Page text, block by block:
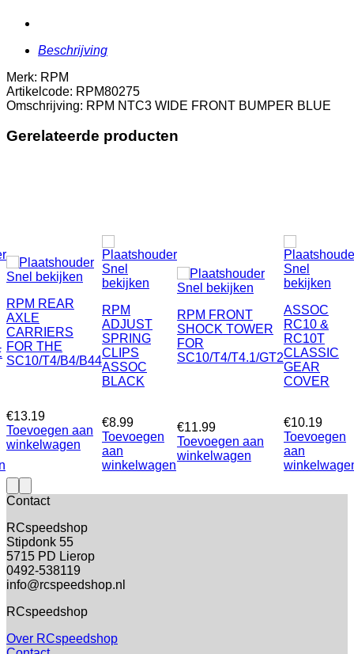
Beschrijving
Merk: RPM
Artikelcode: RPM80275
Omschrijving: RPM NTC3 WIDE FRONT BUMPER BLUE
Gerelateerde producten
Snel bekijken
RPM REAR
AXLE
CARRIERS
FOR THE
SC10/T4/B4/B44
€13.19
Toevoegen aan
winkelwagen
Snel
bekijken
RPM
ADJUST
SPRING
CLIPS
ASSOC
BLACK
€8.99
Toevoegen
aan
winkelwagen
Snel bekijken
RPM FRONT
SHOCK TOWER
FOR
SC10/T4/T4.1/GT2
€11.99
Toevoegen aan
winkelwagen
Snel
bekijken
ASSOC
RC10 &
RC10T
CLASSIC
GEAR
COVER
€10.19
Toevoegen
aan
Contact
RCspeedshop
Stipdonk 55
5715 PD Lierop
0492-538119
info@rcspeedshop.nl
RCspeedshop
Over RCspeedshop